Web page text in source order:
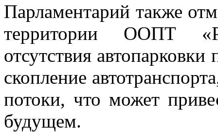
Парламентарий также
территории ООПТ
отсутствия
скопление
потоки, что может
будущем.